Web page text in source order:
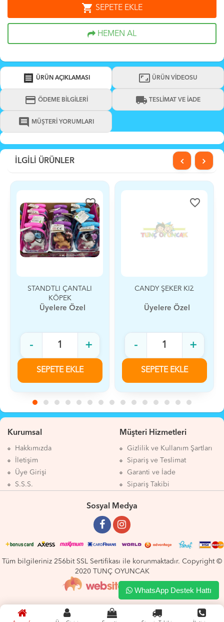
shopping_cart SEPETE EKLE
HEMEN AL
receipt ÜRÜN AÇIKLAMASI aspect_ratio ÜRÜN VİDEOSU
credit_card ÖDEME BİLGİLERİ local_shipping TESLİMAT VE İADE
comment MÜŞTERİ YORUMLARI
İLGİLİ ÜRÜNLER
favorite_border
STANDTLI ÇANTALI
KÖPEK
Üyelere Özel
- +
SEPETE EKLE
favorite_border
CANDY ŞEKER KIZ
Üyelere Özel
- +
SEPETE EKLE
Kurumsal
Hakkımızda
İletişim
Üye Girişi
S.S.S.
Müşteri Hizmetleri
Gizlilik ve Kullanım Şartları
Sipariş ve Teslimat
Garanti ve İade
Sipariş Takibi
Sosyal Medya
Tüm bilgileriniz 256bit SSL Sertifikası ile korunmaktadır. Copyright ©
2020 TUNÇ OYUNCAK
WhatsApp Destek Hattı